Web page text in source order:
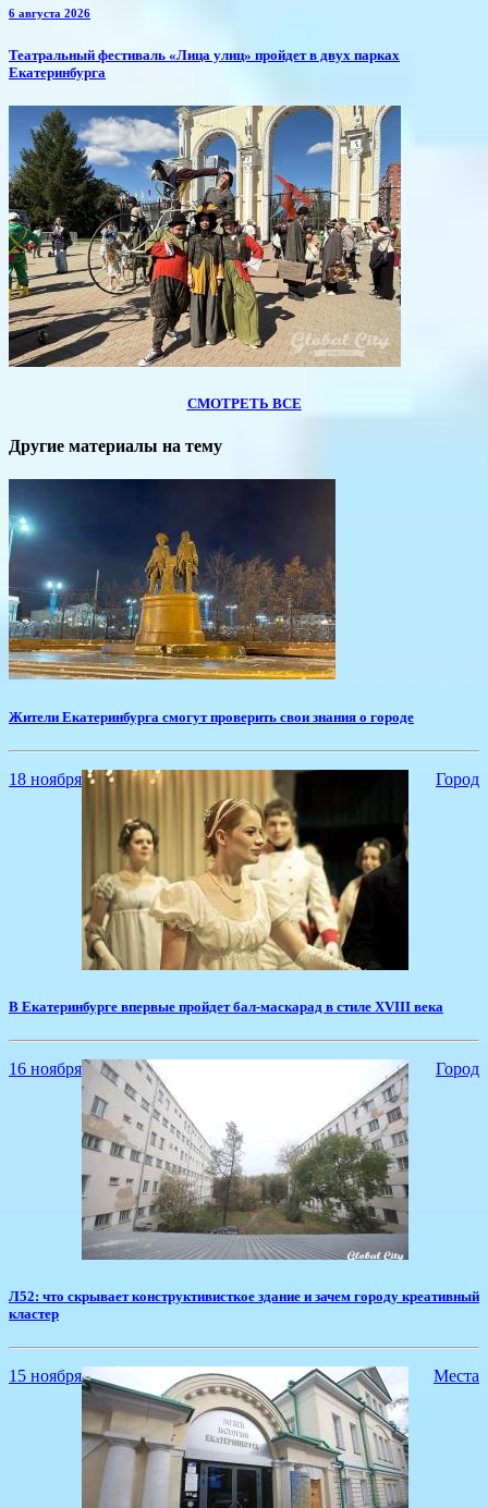
6 августа 2026
​Театральный фестиваль «Лица улиц» пройдет в двух парках
Екатеринбурга
СМОТРЕТЬ ВСЕ
Другие материалы на тему
​Жители Екатеринбурга смогут проверить свои знания о городе
18 ноября Город
​В Екатеринбурге впервые пройдет бал-маскарад в стиле XVIII века
16 ноября Город
​Л52: что скрывает конструктивисткое здание и зачем городу креативный
кластер
15 ноября Места